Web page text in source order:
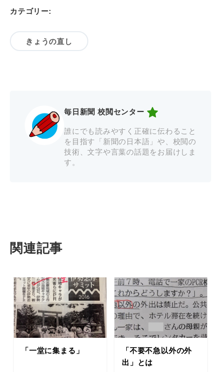
カテゴリー:
きょうの直し
毎日新聞 校閲センター
誰にでも読みやすく正確に伝わること
を目指す「新聞の日本語」や、校閲の
技術、文字や言葉の話題をお届けしま
す。
関連記事
「一堂に集まる」
「不要不急以外の外
出」とは